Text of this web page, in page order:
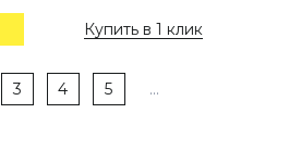
Купить в 1 клик
3 4 5 …